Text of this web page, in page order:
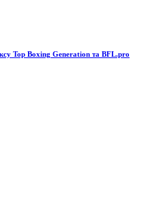
Top Boxing Generation та BFL.pro